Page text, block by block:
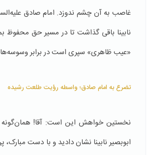
غاصب به آن چشم ندوزد. امام صادق
نابینا باقی گذاشت تا در مسیر حق محفوظ
«عیب ظاهری» سپری است در برابر وسوسه‌ها
تضرع به امام صادق؛ واسطه رؤیت طلعت رشیده
نخستین خواهش این است: آقا! همان‌گونه
ابوبصیر نابینا نشان دادید و با دست مبارک،